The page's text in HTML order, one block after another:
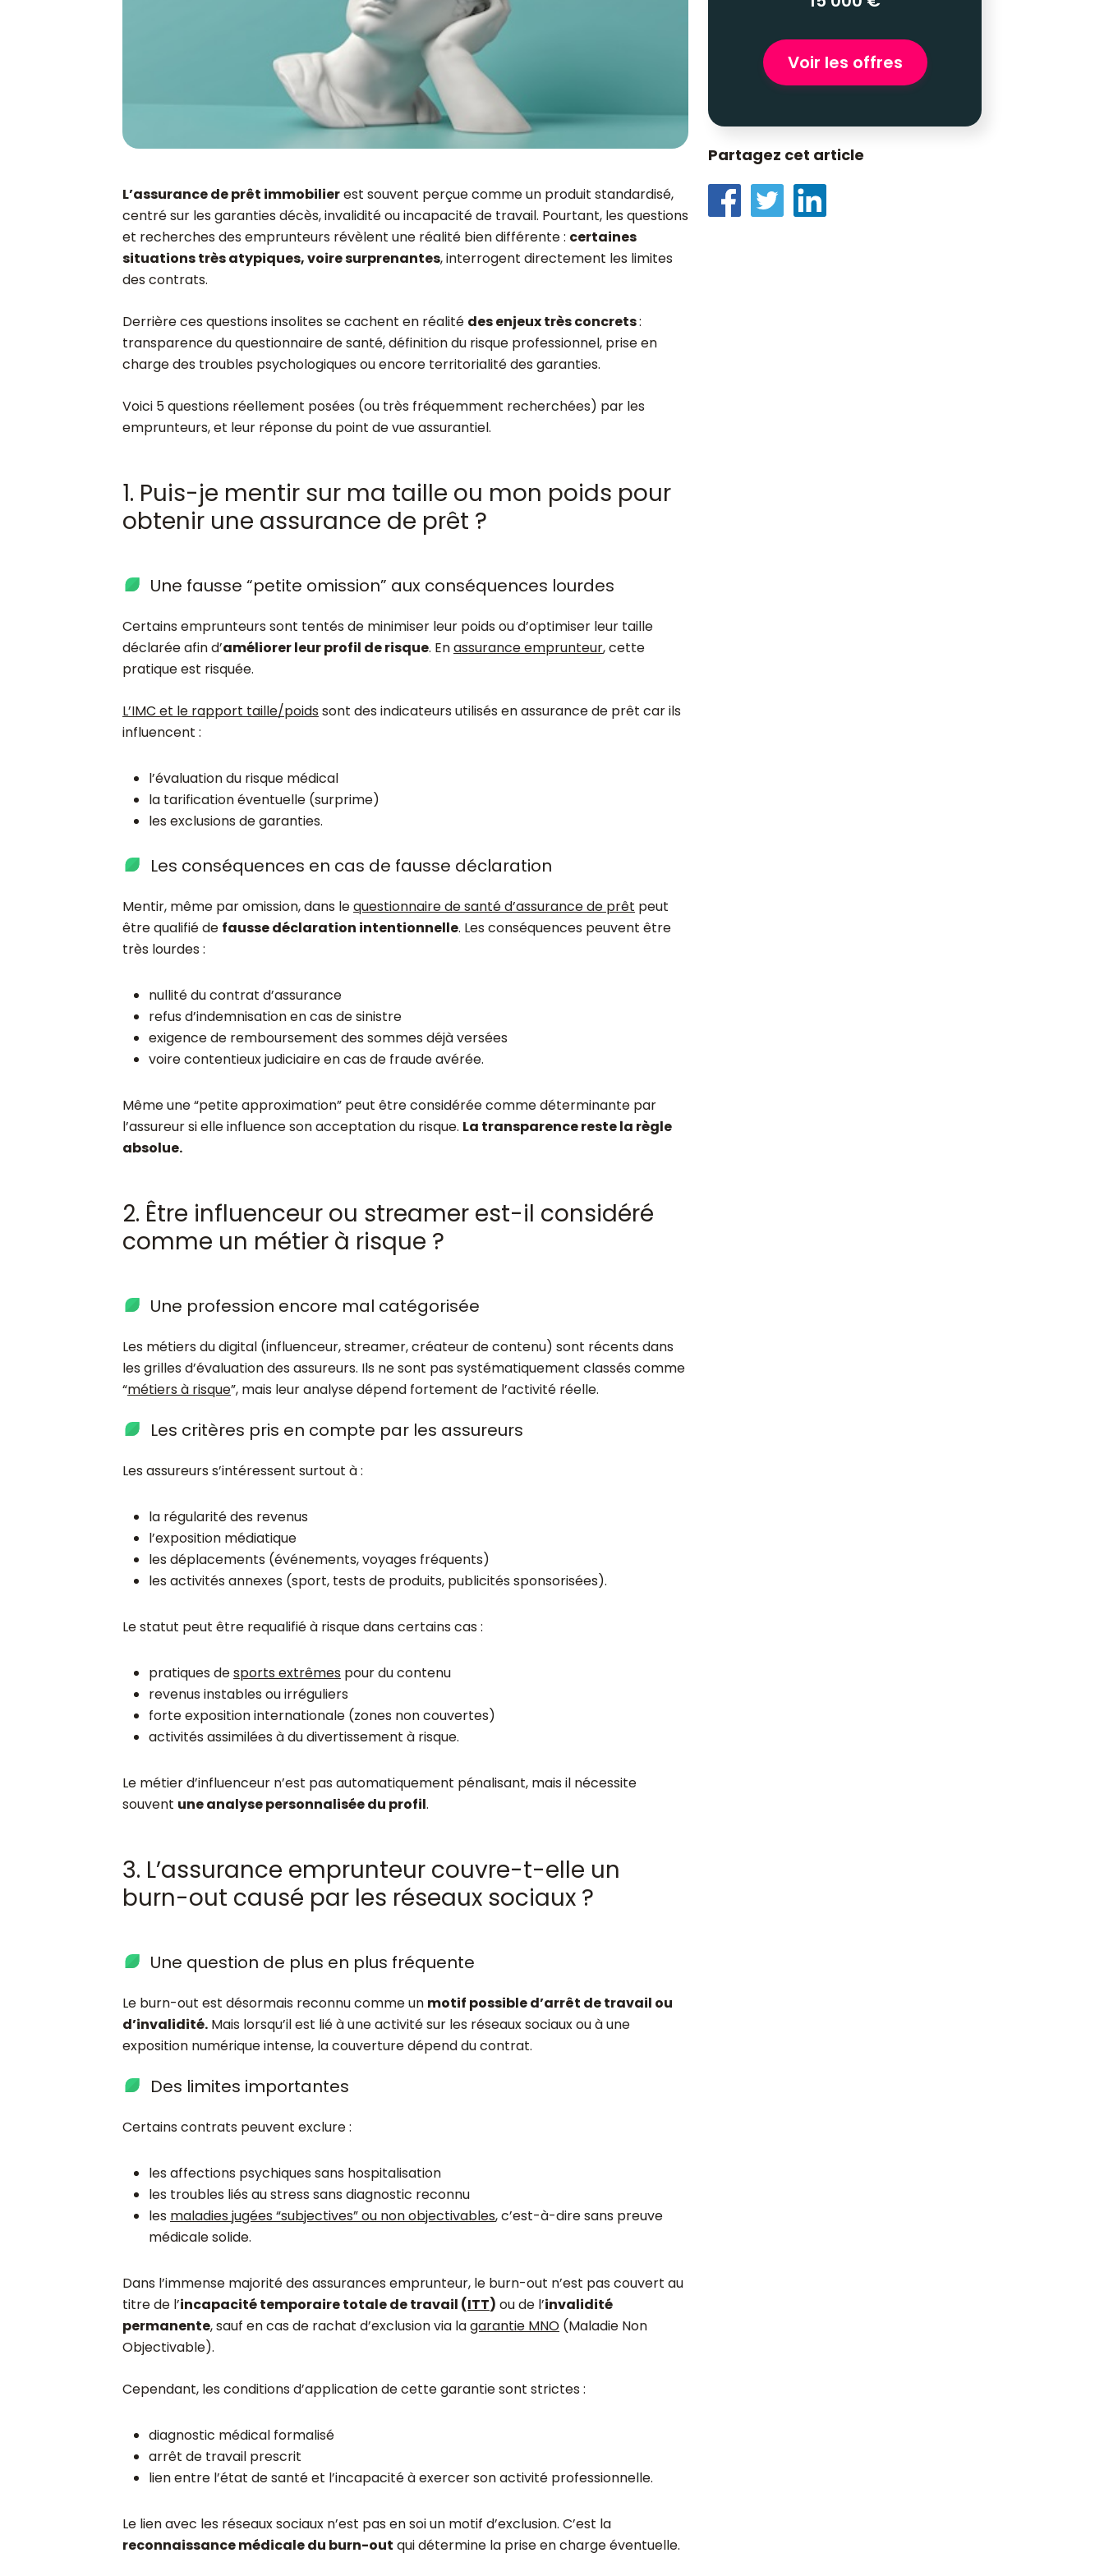
L’assurance de prêt immobilierest souvent perçue comme un produit standardisé,
centré sur les garanties décès, invalidité ou incapacité de travail. Pourtant, les questions
et recherches des emprunteurs révèlent une réalité bien différente : certaines
situations très atypiques, voire surprenantes, interrogent directement les limites
des contrats.
Derrière ces questions insolites se cachent en réalité des enjeux très concrets:
transparence du questionnaire de santé, définition du risque professionnel, prise en
charge des troubles psychologiques ou encore territorialité des garanties.
Voici 5 questions réellement posées (ou très fréquemment recherchées) par les
emprunteurs, et leur réponse du point de vue assurantiel.
1. Puis-je mentir sur ma taille ou mon poids pour
obtenir une assurance de prêt ?
Une fausse “petite omission” aux conséquences lourdes
Certains emprunteurs sont tentés de minimiser leur poids ou d’optimiser leur taille
déclarée afin d’améliorer leur profil de risque. Enassurance emprunteur, cette
pratique est risquée.
L’IMC et le rapport taille/poidssont des indicateurs utilisés en assurance de prêt car ils
influencent :
l’évaluation du risque médical
la tarification éventuelle (surprime)
les exclusions de garanties.
Les conséquences en cas de fausse déclaration
Mentir, même par omission, dans lequestionnaire de santé d’assurance de prêt peut
être qualifié de fausse déclaration intentionnelle. Les conséquences peuvent être
très lourdes :
nullité du contrat d’assurance
refus d’indemnisation en cas de sinistre
exigence de remboursement des sommes déjà versées
voire contentieux judiciaire en cas de fraude avérée.
Même une “petite approximation” peut être considérée comme déterminante par
l’assureur si elle influence son acceptation du risque. La transparence reste la règle
absolue.
2. Être influenceur ou streamer est-il considéré
comme un métier à risque ?
Une profession encore mal catégorisée
Les métiers du digital (influenceur, streamer, créateur de contenu) sont récents dans
les grilles d’évaluation des assureurs. Ils ne sont pas systématiquement classés comme
“métiers à risque”, mais leur analyse dépend fortement de l’activité réelle.
Les critères pris en compte par les assureurs
Les assureurs s’intéressent surtout à :
la régularité des revenus
l’exposition médiatique
les déplacements (événements, voyages fréquents)
les activités annexes (sport, tests de produits, publicités sponsorisées).
Le statut peut être requalifié à risque dans certains cas :
pratiques desports extrêmes pour du contenu
revenus instables ou irréguliers
forte exposition internationale (zones non couvertes)
activités assimilées à du divertissement à risque.
Le métier d’influenceur n’est pas automatiquement pénalisant, mais il nécessite
souvent une analyse personnalisée du profil.
3. L’assurance emprunteur couvre-t-elle un
burn-out causé par les réseaux sociaux ?
Une question de plus en plus fréquente
Le burn-out est désormais reconnu comme un motif possible d’arrêt de travail ou
d’invalidité. Mais lorsqu’il est lié à une activité sur les réseaux sociaux ou à une
exposition numérique intense, la couverture dépend du contrat.
Des limites importantes
Certains contrats peuvent exclure :
les affections psychiques sans hospitalisation
les troubles liés au stress sans diagnostic reconnu
les maladies jugées “subjectives” ou non objectivables, c’est-à-dire sans preuve
médicale solide.
Dans l’immense majorité des assurances emprunteur, le burn-out n’est pas couvert au
titre de l’incapacité temporaire totale de travail (ITT) ou de l’invalidité
permanente, sauf en cas de rachat d’exclusion via lagarantie MNO (Maladie Non
Objectivable).
Cependant, les conditions d’application de cette garantie sont strictes :
diagnostic médical formalisé
arrêt de travail prescrit
lien entre l’état de santé et l’incapacité à exercer son activité professionnelle.
Le lien avec les réseaux sociaux n’est pas en soi un motif d’exclusion. C’est la
reconnaissance médicale du burn-out qui détermine la prise en charge éventuelle.
Voir les offres
Partagez cet article